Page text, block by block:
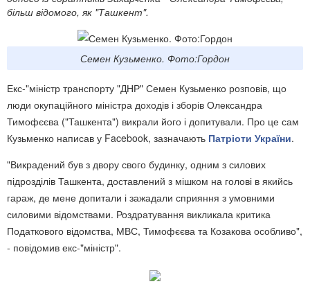
більш відомого, як "Ташкент".
Семен Кузьменко. Фото:Гордон
Екс-"міністр транспорту "ДНР" Семен Кузьменко розповів, що
люди окупаційного міністра доходів і зборів Олександра
Тимофєєва ("Ташкента") викрали його і допитували. Про це сам
Кузьменко написав у Facebook, зазначають Патріоти України.
"Викрадений був з двору свого будинку, одним з силових
підрозділів Ташкента, доставлений з мішком на голові в якийсь
гараж, де мене допитали і зажадали сприяння з умовними
силовими відомствами. Роздратування викликала критика
Податкового відомства, МВС, Тимофєєва та Козакова особливо",
- повідомив екс-"міністр".